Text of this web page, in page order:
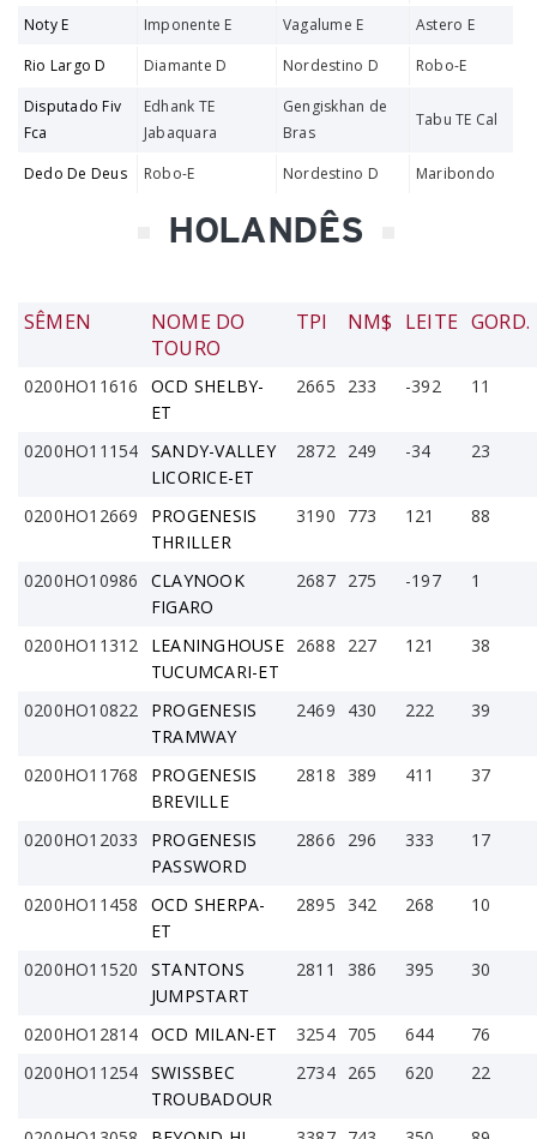
Noty E
Imponente E Vagalume E
Astero E
Rio Largo D
Diamante D Nordestino D
Robo-E
Disputado Fiv
Fca
Edhank TE
Jabaquara
Gengiskhan de
Bras
Tabu TE Cal
Dedo De Deus Robo-E Nordestino D Maribondo
HOLANDÊS
SÊMEN
NOME DO
TOURO
TPI NM$ LEITE GORD.
0200HO11616
OCD SHELBY-
ET
2665 233 -392 11
0200HO11154 SANDY-VALLEY
LICORICE-ET
2872 249 -34 23
0200HO12669
PROGENESIS
THRILLER
3190 773 121 88
0200HO10986
CLAYNOOK
FIGARO
2687 275 -197 1
0200HO11312
LEANINGHOUSE
TUCUMCARI-ET
2688 227 121 38
0200HO10822
PROGENESIS
TRAMWAY
2469 430 222 39
0200HO11768
PROGENESIS
BREVILLE
2818 389 411 37
0200HO12033
PROGENESIS
PASSWORD
2866 296 333 17
0200HO11458
OCD SHERPA-
ET
2895 342 268 10
0200HO11520
STANTONS
JUMPSTART
2811 386 395 30
0200HO12814 OCD MILAN-ET 3254 705 644
76
0200HO11254 SWISSBEC
TROUBADOUR
2734 265 620 22